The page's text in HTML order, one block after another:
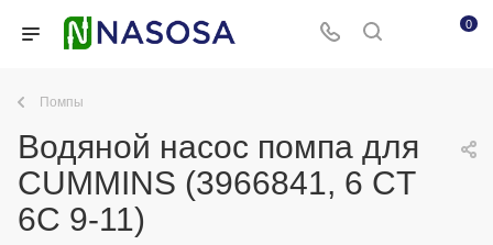
0
Помпы
Водяной насос помпа для
CUMMINS (3966841, 6 CT
6C 9-11)